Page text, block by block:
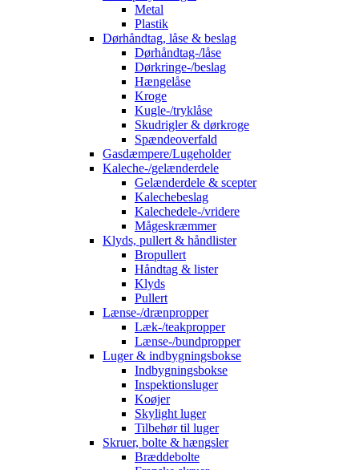
Metal
Plastik
Dørhåndtag, låse & beslag
Dørhåndtag-/låse
Dørkringe-/beslag
Hængelåse
Kroge
Kugle-/tryklåse
Skudrigler & dørkroge
Spændeoverfald
Gasdæmpere/Lugeholder
Kaleche-/gelænderdele
Gelænderdele & scepter
Kalechebeslag
Kalechedele-/vridere
Mågeskræmmer
Klyds, pullert & håndlister
Bropullert
Håndtag & lister
Klyds
Pullert
Lænse-/drænpropper
Læk-/teakpropper
Lænse-/bundpropper
Luger & indbygningsbokse
Indbygningsbokse
Inspektionsluger
Koøjer
Skylight luger
Tilbehør til luger
Skruer, bolte & hængsler
Bræddebolte